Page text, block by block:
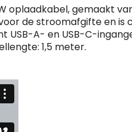
oplaadkabel, gemaakt
de stroomafgifte en
USB-A- en USB-C-
1,5 meter.